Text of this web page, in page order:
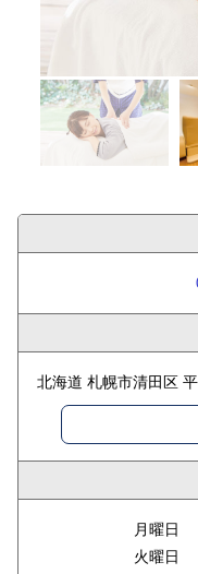
北海道 札幌市清田区
月曜日
火曜日